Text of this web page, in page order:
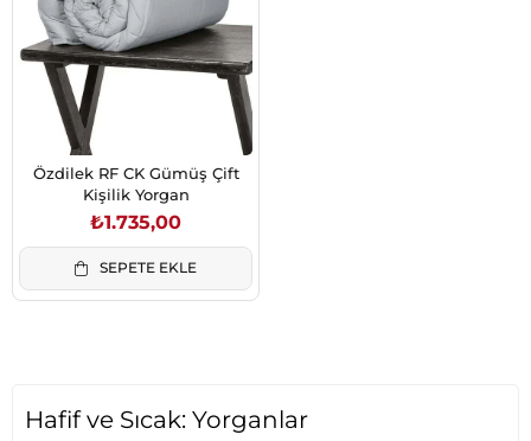
Özdilek RF CK Gümüş Çift
Kişilik Yorgan
₺1.735,00
SEPETE EKLE
Hafif ve Sıcak: Yorganlar